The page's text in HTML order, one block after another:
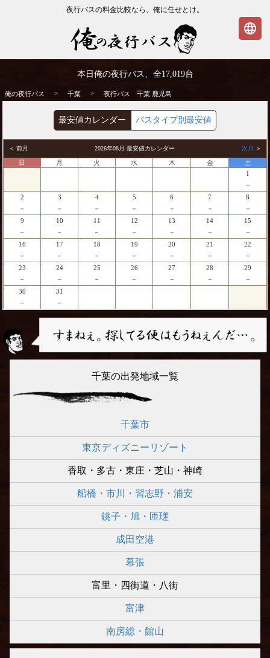
夜行バスの料金比較なら、俺に任せとけ。
の夜行バス
本日俺の夜行バス、全17,019台
俺の夜行バス > 千葉 > 夜行バス 千葉 鹿児島
最安値カレンダー バスタイプ別最安値
＜ 前月 2026年08月 最安値カレンダー 次月 ＞
日 月 火 水 木 金
土
1
－
2
－
3
－
4
－
5
－
6
－
7
－
8
－
9
－
10
－
11
－
12
－
13
－
14
－
15
－
16
－
17
－
18
－
19
－
20
－
21
－
22
－
23
－
24
－
25
－
26
－
27
－
28
－
29
－
30
－
31
－
千葉の出発地域一覧
千葉市
東京ディズニーリゾート
香取・多古・東庄・芝山・神崎
船橋・市川・習志野・浦安
銚子・旭・匝瑳
成田空港
幕張
富里・四街道・八街
富津
南房総・館山
language